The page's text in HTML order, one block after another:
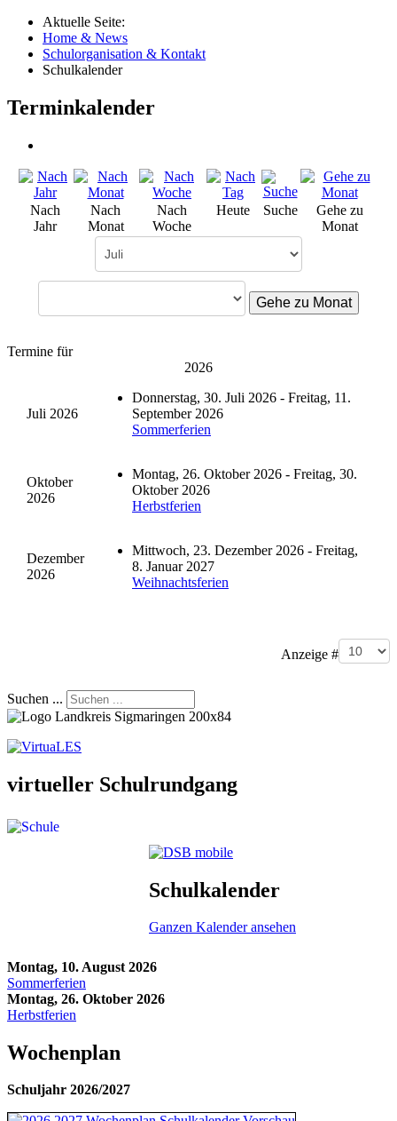
Aktuelle Seite:
Home & News
Schulorganisation & Kontakt
Schulkalender
Terminkalender
Nach
Jahr
Nach
Monat
Nach
Woche
Heute Suche
Gehe zu
Monat
Gehe zu Monat
Termine für
2026
Juli 2026
Donnerstag, 30. Juli 2026 - Freitag, 11.
September 2026
Sommerferien
Oktober
2026
Montag, 26. Oktober 2026 - Freitag, 30.
Oktober 2026
Herbstferien
Dezember
2026
Mittwoch, 23. Dezember 2026 - Freitag,
8. Januar 2027
Weihnachtsferien
Anzeige #
Suchen ...
virtueller Schulrundgang
Schulkalender
Ganzen Kalender ansehen
Montag, 10. August 2026
Sommerferien
Montag, 26. Oktober 2026
Herbstferien
Wochenplan
Schuljahr 2026/2027